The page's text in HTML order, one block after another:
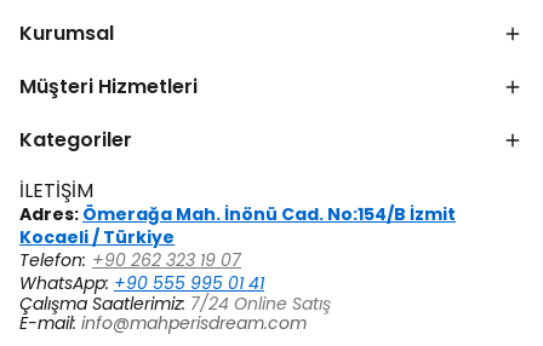
Kurumsal
Müşteri Hizmetleri
Kategoriler
İLETİŞİM
Adres: Ömerağa Mah. İnönü Cad. No:154/B İzmit
Kocaeli / Türkiye
Telefon: +90 262 323 19 07
WhatsApp: +90 555 995 01 41
Çalışma Saatlerimiz: 7/24 Online Satış
E-mail: info@mahperisdream.com